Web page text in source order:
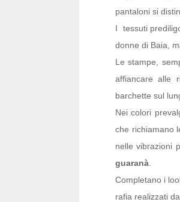
pantaloni si
I tessuti
donne di Baia,
Le stampe,
affiancare alle
barchette sul
Nei colori
che richiamano
nelle vibrazioni
guaranà
Completano i
rafia realizzati